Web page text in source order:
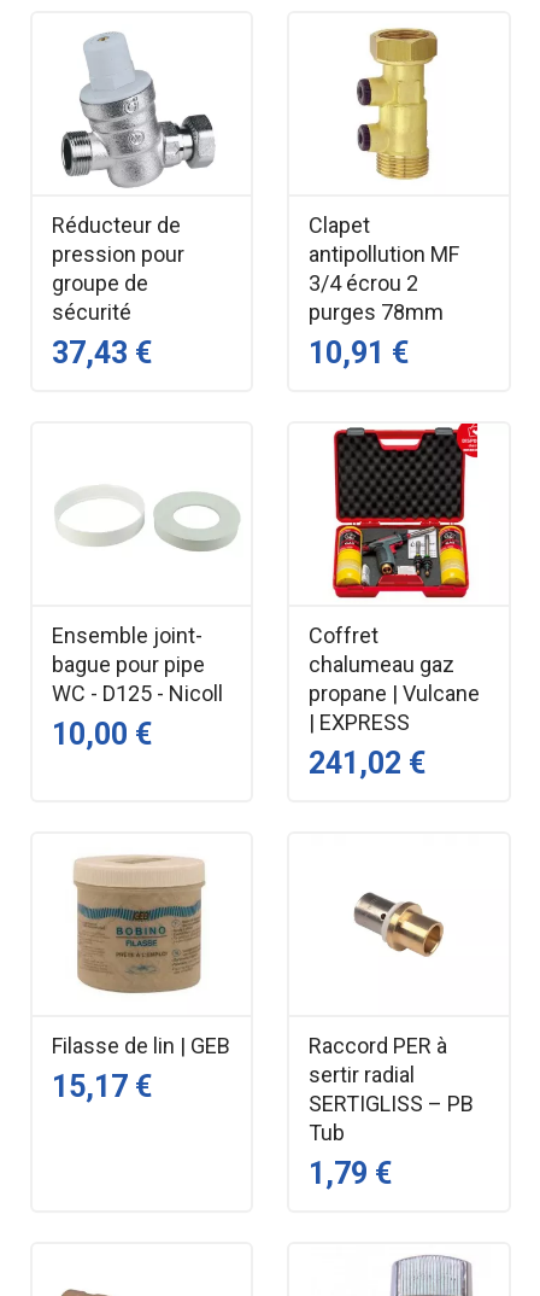
Réducteur de
pression pour
groupe de
sécurité
37,43 €
Clapet
antipollution MF
3/4 écrou 2
purges 78mm
10,91 €
Ensemble joint-
bague pour pipe
WC - D125 - Nicoll
10,00 €
Coffret
chalumeau gaz
propane | Vulcane
| EXPRESS
241,02 €
Filasse de lin | GEB
15,17 €
Raccord PER à
sertir radial
SERTIGLISS – PB
Tub
1,79 €